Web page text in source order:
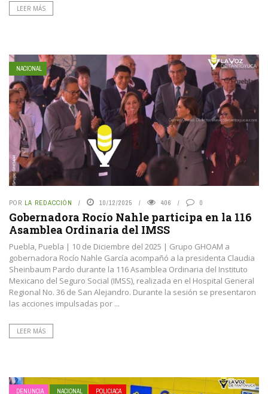
LEER MÁS
NACIONAL
POR LA REDACCIÓN 10/12/2025 406 0
Gobernadora Rocío Nahle participa en la 116
Asamblea Ordinaria del IMSS
Puebla, Puebla | 10 de Diciembre del 2025 | Grupo GHOAM a
gobernadora Rocío Nahle García acompañó a la presidenta Claudia
Sheinbaum Pardo durante la 116 Asamblea Ordinaria del Instituto
Mexicano del Seguro Social (IMSS), realizada en el Hospital General
Regional No. 36 de San Alejandro. Durante la sesión se presentaron
las acciones impulsadas por ...
LEER MÁS
DENUNCIA NACIONAL POLICIACA